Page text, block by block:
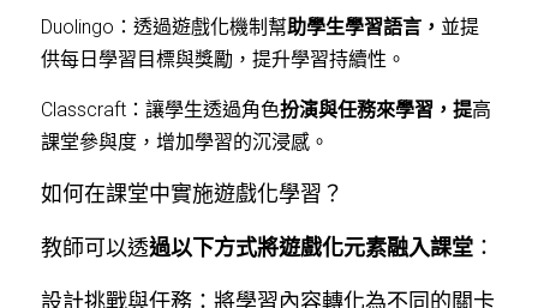
Duolingo：透過遊戲化機制幫助學生學習語言， 並提
供每日學習目標與獎勵，提升學習持續性。
Classcraft：讓學生透過角色扮演與任務來學習，提高
課堂參與度，增加學習的沉浸感。
如何在課堂中實施遊戲化學習？
教師可以透過以下方式將遊戲化元素融入課堂 ：
設計挑戰與任務：將學習內容轉化為不同的關卡